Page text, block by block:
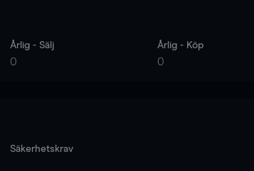
Årlig - Sälj
0
Årlig - Köp
0
Säkerhetskrav